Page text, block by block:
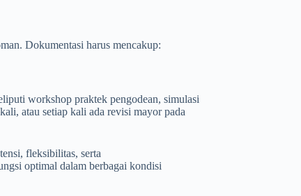
Dokumentasi harus mencakup:
workshop praktek pengodean, simulasi
atau setiap kali ada revisi mayor pada
fleksibilitas, serta
optimal dalam berbagai kondisi